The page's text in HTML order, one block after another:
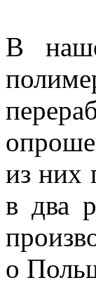
В
из них
в два
о